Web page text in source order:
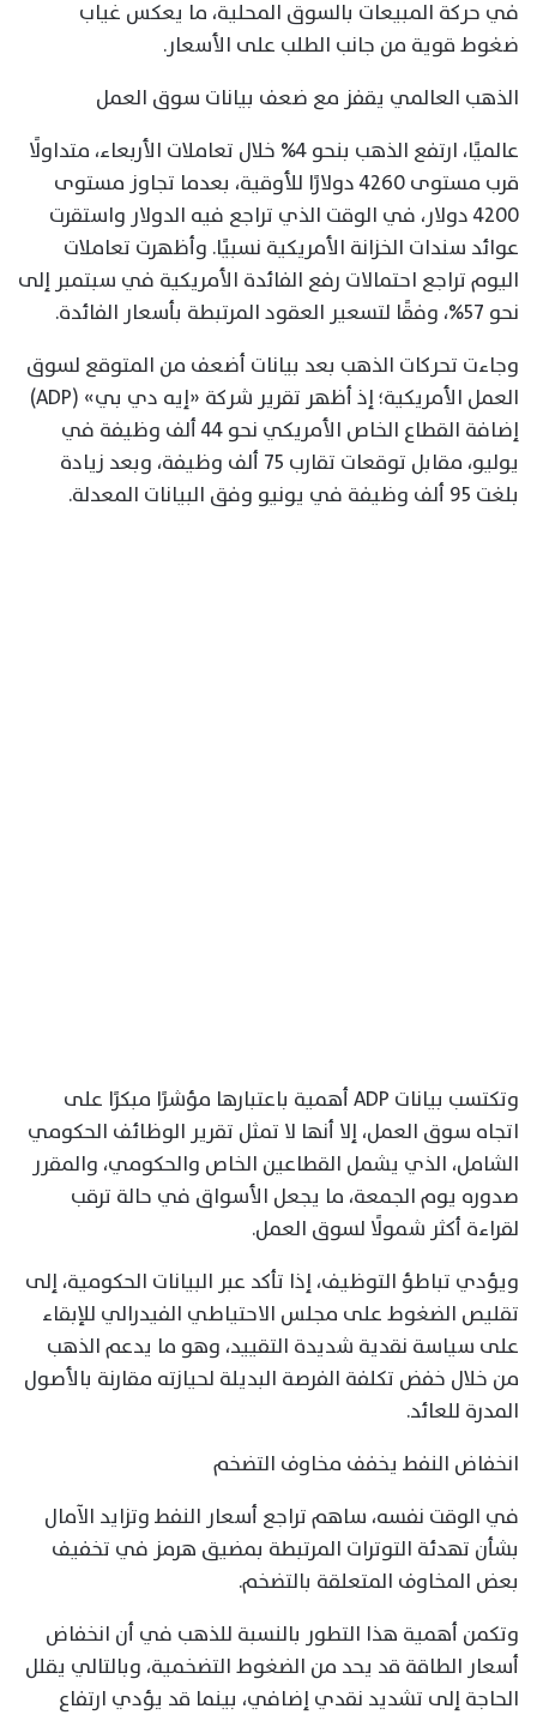
في حركة المبيعات بالسوق المحلية، ما يعكس غياب
ضغوط قوية من جانب الطلب على الأسعار.
الذهب العالمي يقفز مع ضعف بيانات سوق العمل
عالميًا، ارتفع الذهب بنحو 4% خلال تعاملات الأربعاء، متداولًا
قرب مستوى 4260 دولارًا للأوقية، بعدما تجاوز مستوى
4200 دولار، في الوقت الذي تراجع فيه الدولار واستقرت
عوائد سندات الخزانة الأمريكية نسبيًا. وأظهرت تعاملات
اليوم تراجع احتمالات رفع الفائدة الأمريكية في سبتمبر إلى
نحو 57%، وفقًا لتسعير العقود المرتبطة بأسعار الفائدة.
وجاءت تحركات الذهب بعد بيانات أضعف من المتوقع لسوق
العمل الأمريكية؛ إذ أظهر تقرير شركة «إيه دي بي» (ADP)
إضافة القطاع الخاص الأمريكي نحو 44 ألف وظيفة في
يوليو، مقابل توقعات تقارب 75 ألف وظيفة، وبعد زيادة
بلغت 95 ألف وظيفة في يونيو وفق البيانات المعدلة.
وتكتسب بيانات ADP أهمية باعتبارها مؤشرًا مبكرًا على
اتجاه سوق العمل، إلا أنها لا تمثل تقرير الوظائف الحكومي
الشامل، الذي يشمل القطاعين الخاص والحكومي، والمقرر
صدوره يوم الجمعة، ما يجعل الأسواق في حالة ترقب
لقراءة أكثر شمولًا لسوق العمل.
ويؤدي تباطؤ التوظيف، إذا تأكد عبر البيانات الحكومية، إلى
تقليص الضغوط على مجلس الاحتياطي الفيدرالي للإبقاء
على سياسة نقدية شديدة التقييد، وهو ما يدعم الذهب
من خلال خفض تكلفة الفرصة البديلة لحيازته مقارنة بالأصول
المدرة للعائد.
انخفاض النفط يخفف مخاوف التضخم
في الوقت نفسه، ساهم تراجع أسعار النفط وتزايد الآمال
بشأن تهدئة التوترات المرتبطة بمضيق هرمز في تخفيف
بعض المخاوف المتعلقة بالتضخم.
وتكمن أهمية هذا التطور بالنسبة للذهب في أن انخفاض
أسعار الطاقة قد يحد من الضغوط التضخمية، وبالتالي يقلل
الحاجة إلى تشديد نقدي إضافي، بينما قد يؤدي ارتفاع